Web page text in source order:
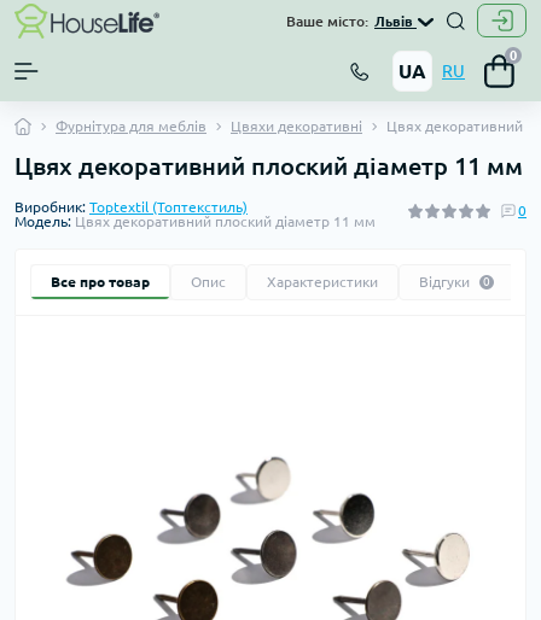
Ваше місто: Львів
UA RU
0
Фурнітура для меблів Цвяхи декоративні Цвях декоративний
Цвях декоративний плоский діаметр 11 мм
Виробник: Toptextil (Топтекстиль)
Модель: Цвях декоративний плоский діаметр 11 мм
0
Все про товар Опис Характеристики Відгуки 0